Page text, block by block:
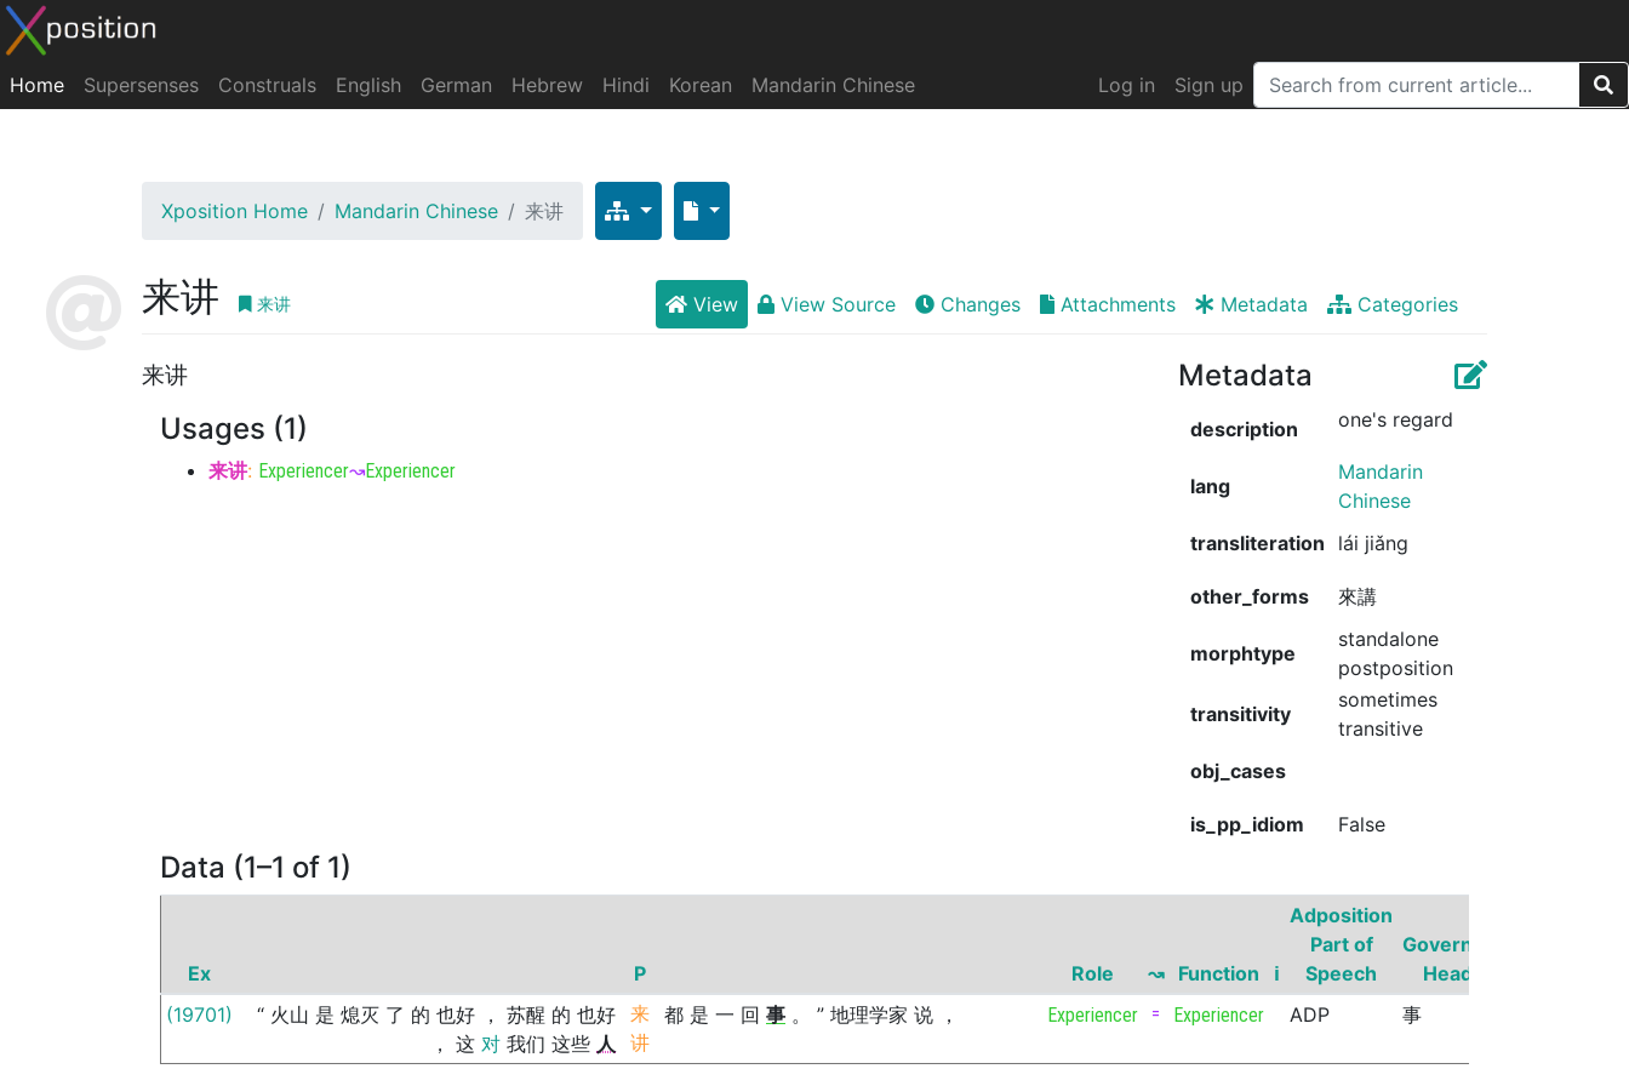
Home Supersenses Construals English German Hebrew Hindi Korean Mandarin Chinese Log in Sign up
Xposition Home Mandarin Chinese 来讲
来讲 来讲 View View Source Changes Attachments Metadata Categories
来讲
Usages (1)
来讲: Experiencer↝Experiencer
Metadata
description one's regard
lang
Mandarin
Chinese
transliteration
lái jiǎng
other_forms 來講
morphtype
standalone
postposition
transitivity
sometimes
transitive
obj_cases
is_pp_idiom False
Data (1–1 of 1)
Ex P Role ↝ Function ℹ
Adposition
Part of
Speech
Governor
Head
(19701)
“ 火山 是 熄灭 了 的 也好 ， 苏醒 的 也好
， 这 对 我们 这些 人
来
讲
都 是 一 回 事 。 ” 地理学家 说 ， Experiencer = Experiencer ADP 事